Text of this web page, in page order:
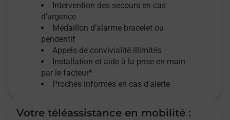
Intervention des secours en cas
d’urgence
Médaillon d’alarme bracelet ou
pendentif
Appels de convivialité illimités
Installation et aide à la prise en main
par le facteur*
Proches informés en cas d'alerte
Votre téléassistance en mobilité :